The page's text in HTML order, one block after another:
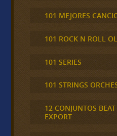
101 MEJORES
101 ROCK N ROLL
101 SERIES
101 STRINGS
12 CONJUNTOS
EXPORT